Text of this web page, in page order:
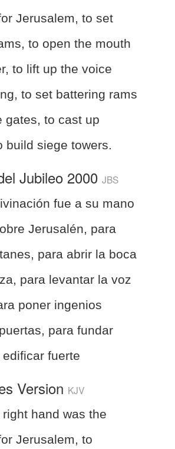
Jerusalem, to set
to open the mouth
to lift up the voice
to set battering rams
gates, to cast up
build siege towers.
Jubileo 2000 JBS
fue a su mano
Jerusalén, para
para abrir la boca
para levantar la voz
poner ingenios
para fundar
fuerte
Version KJV
hand was the
Jerusalem, to